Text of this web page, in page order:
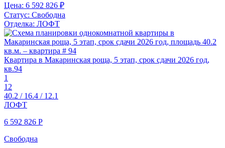
Цена: 6 592 826 ₽
Статус: Свободна
Отделка: ЛОФТ
Квартира в Макаринская роща, 5 этап, срок сдачи 2026 год,
кв.94
1
12
40.2 / 16.4 / 12.1
ЛОФТ
6 592 826 Р
Свободна